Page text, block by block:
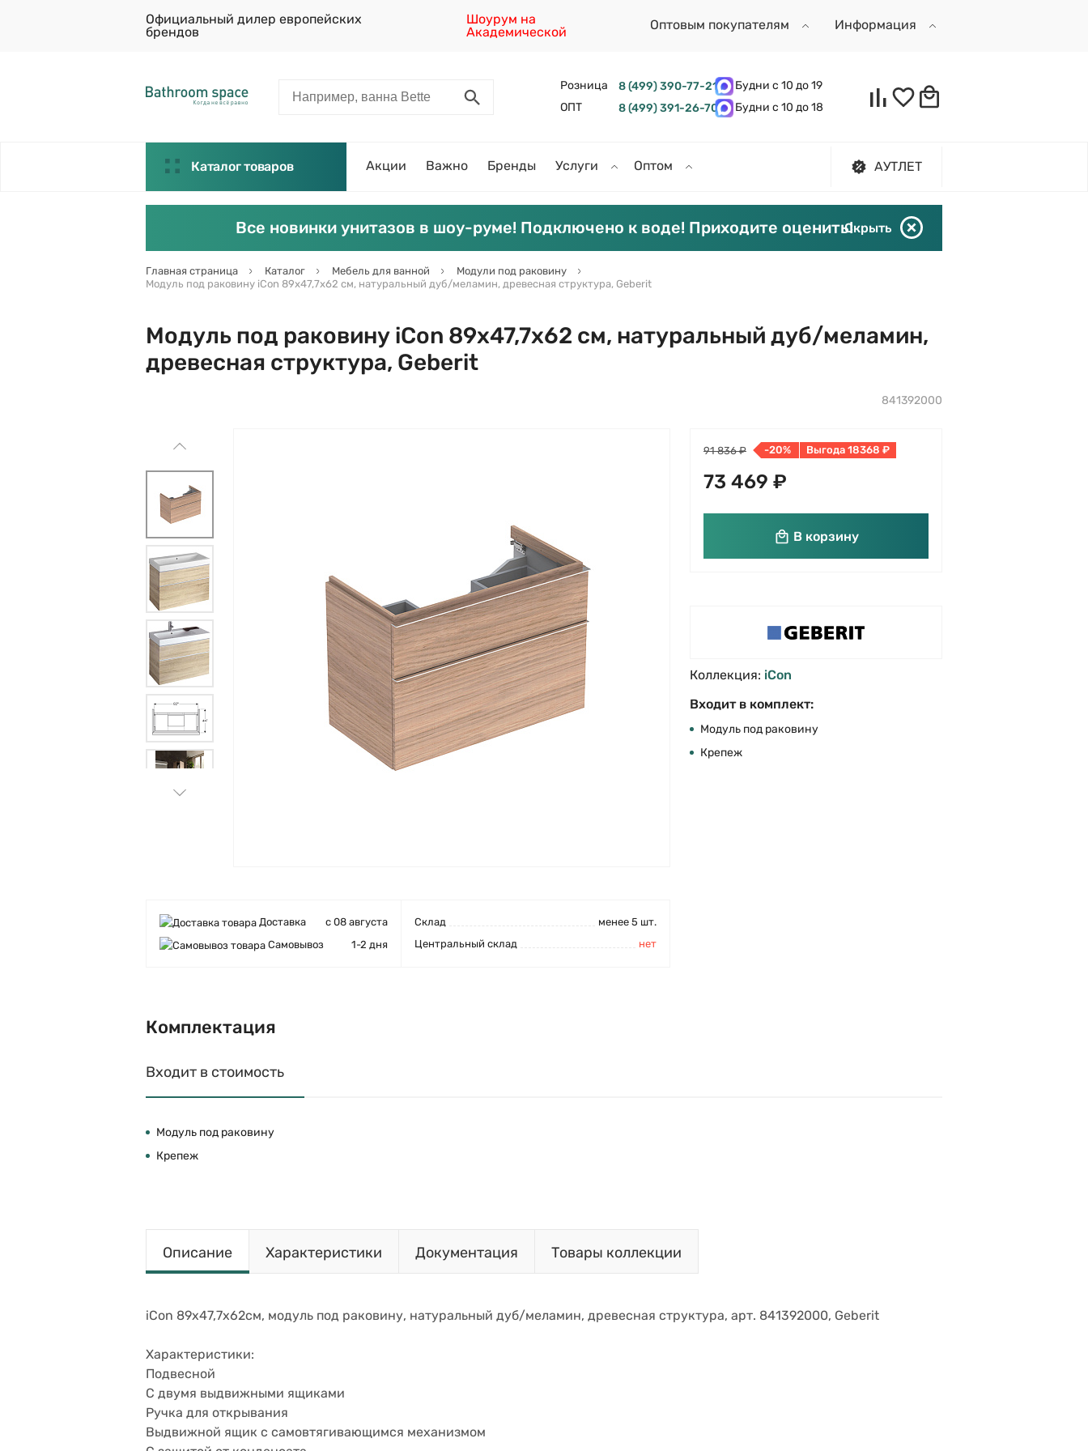
Официальный дилер европейских
брендов
Шоурум на
Академической
Оптовым покупателям Информация
Розница 8 (499) 390-77-21
Будни с 10 до 19
ОПТ
8 (499) 391-26-70 Будни с 10 до 18
Каталог товаров Акции Важно Бренды Услуги Оптом АУТЛЕТ
Все новинки унитазов в шоу-руме! Подключено к воде! Приходите оценить!Скрыть
Главная страница Каталог Мебель для ванной
Модули под раковину
Модуль под раковину iCon 89х47,7х62 см, натуральный дуб/меламин, древесная структура, Geberit
Модуль под раковину iCon 89х47,7х62 см, натуральный дуб/меламин,
древесная структура, Geberit
841392000
91 836 ₽ -20% Выгода 18368 ₽
73 469 ₽
В корзину
Доставка
с 08 августа
Самовывоз
1-2 дня
Cклад
менее 5 шт.
Центральный склад
нет
Коллекция: iCon
Входит в комплект:
Модуль под раковину
Крепеж
Комплектация
Входит в стоимость
Модуль под раковину
Крепеж
Описание Характеристики Документация Товары коллекции
iCon 89х47,7х62см, модуль под раковину, натуральный дуб/меламин, древесная структура, арт. 841392000, Geberit
Характеристики:
Подвесной
С двумя выдвижными ящиками
Ручка для открывания
Выдвижной ящик с самовтягивающимся механизмом